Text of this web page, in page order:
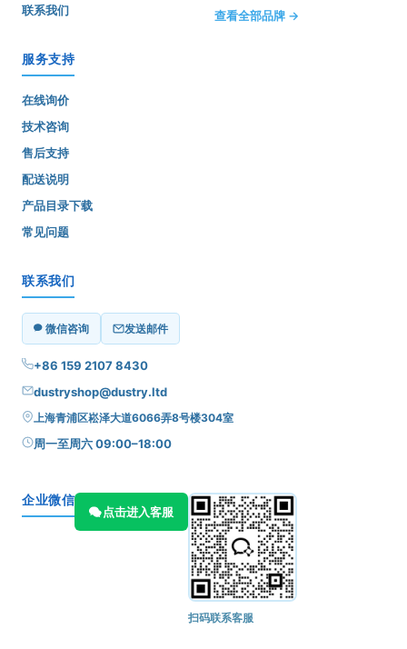
联系我们
查看全部品牌 →
服务支持
在线询价
技术咨询
售后支持
配送说明
产品目录下载
常见问题
联系我们
微信咨询 发送邮件
+86 159 2107 8430
dustryshop@dustry.ltd
上海青浦区崧泽大道6066弄8号楼304室
周一至周六 09:00–18:00
企业微信
点击进入客服
扫码联系客服